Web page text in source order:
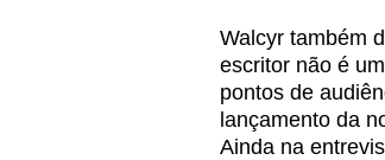
Walcyr também
escritor não é
pontos de
lançamento da
Ainda na